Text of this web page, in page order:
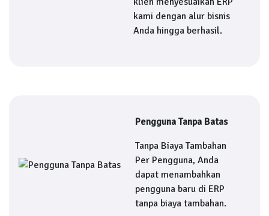
kami dengan alur bisnis
Anda hingga berhasil.
Pengguna Tanpa Batas
Tanpa Biaya Tambahan
Per Pengguna, Anda
dapat menambahkan
pengguna baru di ERP
tanpa biaya tambahan.